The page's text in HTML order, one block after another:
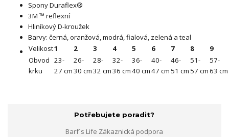
Spony Duraflex®
3M ™ reflexní
Hliníkový D-kroužek
Barvy: černá, oranžová, modrá, fialová, zelená a teal
Velikost1 2 3 4 5 6 7 8
9
Obvod
krku
23-
27 cm
26-
30 cm
28-
32 cm
32-
36 cm
36-
40 cm
40-
47 cm
46-
51 cm
51-
57 cm
57-
63 cm
Potřebujete poradit?
Barf´s Life Zákaznická podpora